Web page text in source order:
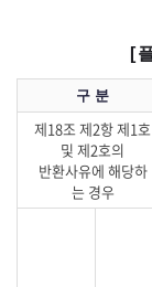
[
구 분
제18조 제2항 제1호
및 제2호의
반환사유에 해당하
는 경우